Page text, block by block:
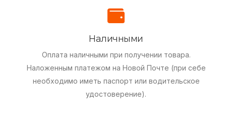
Наличными
Оплата наличными при получении товара.
Наложенным платежом на Новой Почте (при себе
необходимо иметь паспорт или водительское
удостоверение).